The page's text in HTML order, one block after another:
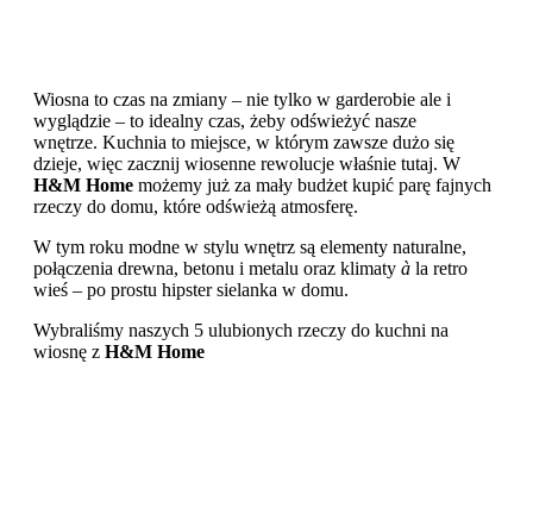
Wiosna to czas na zmiany – nie tylko w garderobie ale i
wyglądzie – to idealny czas, żeby odświeżyć nasze
wnętrze. Kuchnia to miejsce, w którym zawsze dużo się
dzieje, więc zacznij wiosenne rewolucje właśnie tutaj. W
H&M Home możemy już za mały budżet kupić parę fajnych
rzeczy do domu, które odświeżą atmosferę.
W tym roku modne w stylu wnętrz są elementy naturalne,
połączenia drewna, betonu i metalu oraz klimaty à la retro
wieś – po prostu hipster sielanka w domu.
Wybraliśmy naszych 5 ulubionych rzeczy do kuchni na
wiosnę z H&M Home